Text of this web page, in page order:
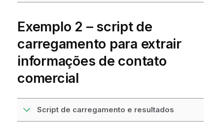
Exemplo 2 – script de
carregamento para extrair
informações de contato
comercial
Script de carregamento e resultados